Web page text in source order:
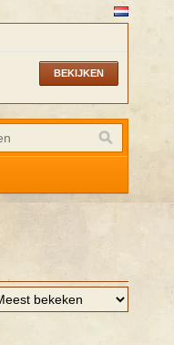
BEKIJKEN